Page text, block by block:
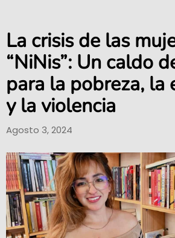
La crisis de las
“NiNis”: Un caldo
para la pobreza, la
y la violencia
Agosto 3, 2024